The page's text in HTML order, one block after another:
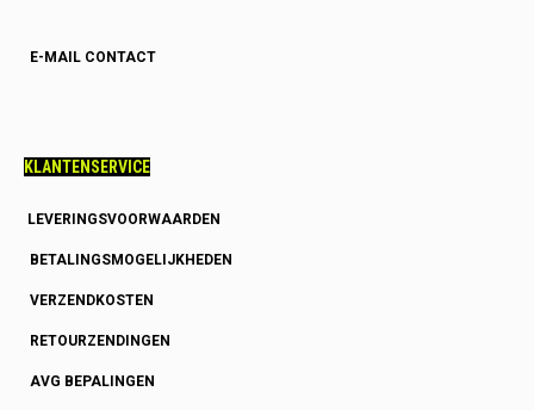
E-MAIL CONTACT
KLANTENSERVICE
LEVERINGSVOORWAARDEN
BETALINGSMOGELIJKHEDEN
VERZENDKOSTEN
RETOURZENDINGEN
AVG BEPALINGEN